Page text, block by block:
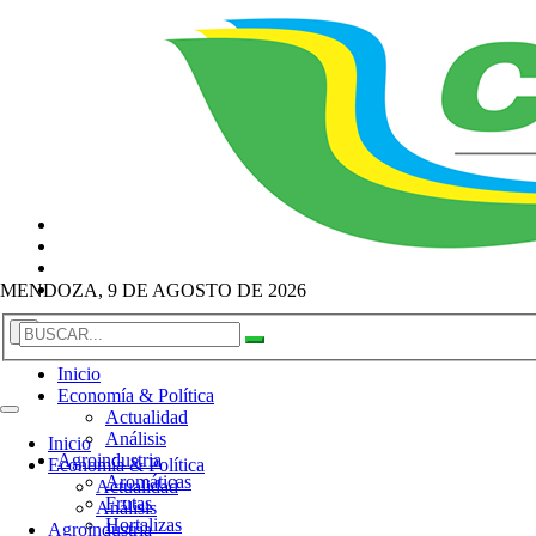
MENDOZA, 9 DE AGOSTO DE 2026
Inicio
Economía & Política
Actualidad
Análisis
Agroindustria
×
Inicio
Economía & Política
Actualidad
Análisis
Agroindustria
Aromáticas
Frutas
Hortalizas